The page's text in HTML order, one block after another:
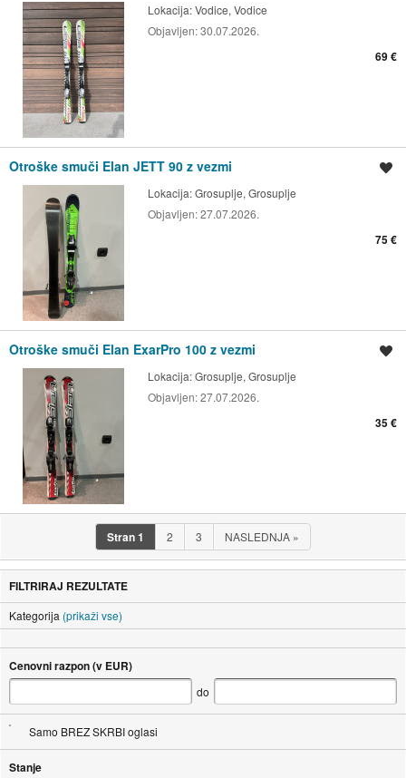
Lokacija:Vodice, Vodice
Objavljen:30.07.2026.
69 €
Otroške smuči Elan JETT 90 z vezmi
Lokacija:Grosuplje, Grosuplje
Objavljen:27.07.2026.
75 €
Otroške smuči Elan ExarPro 100 z vezmi
Lokacija:Grosuplje, Grosuplje
Objavljen:27.07.2026.
35 €
Stran1 2 3 NASLEDNJA »
FILTRIRAJ REZULTATE
Kategorija (prikaži vse)
Cenovni razpon (v EUR)
do
Samo BREZ SKRBI oglasi
Stanje